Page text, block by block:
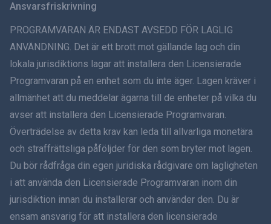
ภาษาไทย
Dansk
हिंदी
Holländska
עברית
Română
Ansvarsfriskrivning
PROGRAMVARAN ÄR ENDAST AVSEDD FÖR LAGLIG
ANVÄNDNING. Det är ett brott mot gällande lag och din
lokala jurisdiktions lagar att installera den Licensierade
Programvaran på en enhet som du inte äger. Lagen kräver i
allmänhet att du meddelar ägarna till de enheter på vilka du
avser att installera den Licensierade Programvaran.
Överträdelse av detta krav kan leda till allvarliga monetära
och straffrättsliga påföljder för den som bryter mot lagen.
Du bör rådfråga din egen juridiska rådgivare om lagligheten
i att använda den Licensierade Programvaran inom din
jurisdiktion innan du installerar och använder den. Du är
ensam ansvarig för att installera den licensierade